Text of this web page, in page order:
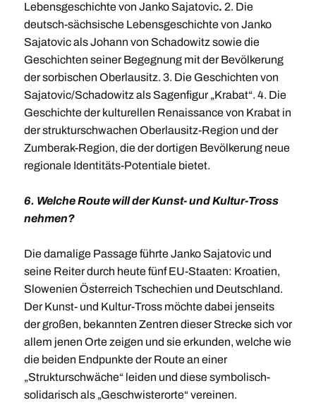
Lebensgeschichte von Janko Sajatovic. 2. Die
deutsch-sächsische Lebensgeschichte von Janko
Sajatovic als Johann von Schadowitz sowie die
Geschichten seiner Begegnung mit der Bevölkerung
der sorbischen Oberlausitz. 3. Die Geschichten von
Sajatovic/Schadowitz als Sagenfigur „Krabat“. 4. Die
Geschichte der kulturellen Renaissance von Krabat in
der strukturschwachen Oberlausitz-Region und der
Zumberak-Region, die der dortigen Bevölkerung neue
regionale Identitäts-Potentiale bietet.
6. Welche Route will der Kunst- und Kultur-Tross
nehmen?
Die damalige Passage führte Janko Sajatovic und
seine Reiter durch heute fünf EU-Staaten: Kroatien,
Slowenien Österreich Tschechien und Deutschland.
Der Kunst- und Kultur-Tross möchte dabei jenseits
der großen, bekannten Zentren dieser Strecke sich vor
allem jenen Orte zeigen und sie erkunden, welche wie
die beiden Endpunkte der Route an einer
„Strukturschwäche“ leiden und diese symbolisch-
solidarisch als „Geschwisterorte“ vereinen.